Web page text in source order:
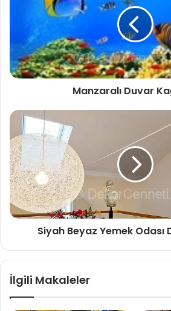
Manzaralı Duvar
Siyah Beyaz Yemek
İlgili Makaleler